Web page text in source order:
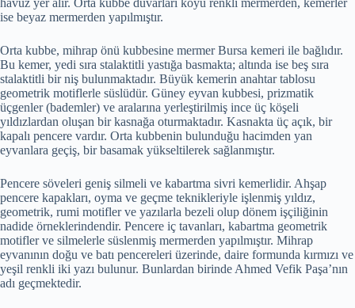
ise beyaz mermerden yapılmıştır.
Orta kubbe, mihrap önü kubbesine mermer Bursa kemeri ile bağlıdır.
Bu kemer, yedi sıra stalaktitli yastığa basmakta; altında ise beş sıra
stalaktitli bir niş bulunmaktadır. Büyük kemerin anahtar tablosu
geometrik motiflerle süslüdür. Güney eyvan kubbesi, prizmatik
üçgenler (bademler) ve aralarına yerleştirilmiş ince üç köşeli
yıldızlardan oluşan bir kasnağa oturmaktadır. Kasnakta üç açık, bir
kapalı pencere vardır. Orta kubbenin bulunduğu hacimden yan
eyvanlara geçiş, bir basamak yükseltilerek sağlanmıştır.
Pencere söveleri geniş silmeli ve kabartma sivri kemerlidir. Ahşap
pencere kapakları, oyma ve geçme teknikleriyle işlenmiş yıldız,
geometrik, rumi motifler ve yazılarla bezeli olup dönem işçiliğinin
nadide örneklerindendir. Pencere iç tavanları, kabartma geometrik
motifler ve silmelerle süslenmiş mermerden yapılmıştır. Mihrap
eyvanının doğu ve batı pencereleri üzerinde, daire formunda kırmızı ve
yeşil renkli iki yazı bulunur. Bunlardan birinde Ahmed Vefik Paşa’nın
adı geçmektedir.